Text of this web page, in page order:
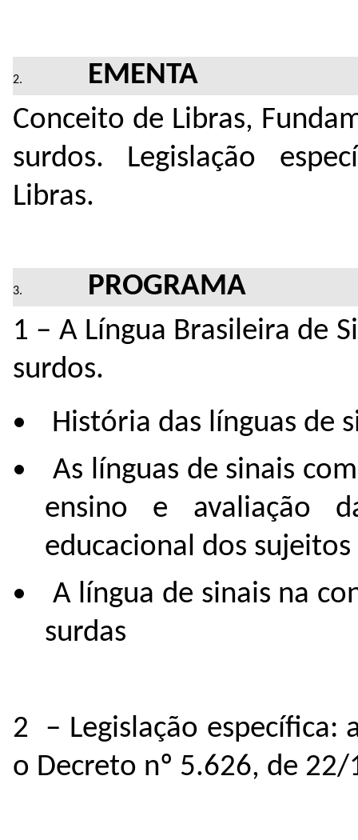
EMENTA
Conceito de Libras,
surdos. Legislação
Libras.
PROGRAMA
1 – A Língua Brasileira de
surdos.
História das línguas de
As línguas de sinais
ensino e avaliação
educacional dos sujeitos
A língua de sinais na
surdas
2 – Legislação específica:
o Decreto nº 5.626, de